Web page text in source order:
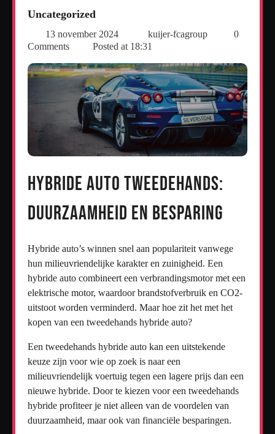
Uncategorized
13 november 2024 kuijer-fcagroup
0
Comments
Posted at 18:31
Hybride Auto Tweedehands:
Duurzaamheid en Besparing
Hybride auto’s winnen snel aan populariteit vanwege
hun milieuvriendelijke karakter en zuinigheid. Een
hybride auto combineert een verbrandingsmotor met een
elektrische motor, waardoor brandstofverbruik en CO2-
uitstoot worden verminderd. Maar hoe zit het met het
kopen van een tweedehands hybride auto?
Een tweedehands hybride auto kan een uitstekende
keuze zijn voor wie op zoek is naar een
milieuvriendelijk voertuig tegen een lagere prijs dan een
nieuwe hybride. Door te kiezen voor een tweedehands
hybride profiteer je niet alleen van de voordelen van
duurzaamheid, maar ook van financiële besparingen.